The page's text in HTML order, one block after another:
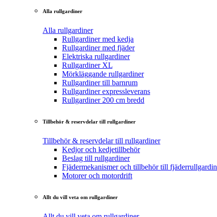
Alla rullgardiner
Alla rullgardiner
Rullgardiner med kedja
Rullgardiner med fjäder
Elektriska rullgardiner
Rullgardiner XL
Mörkläggande rullgardiner
Rullgardiner till barnrum
Rullgardiner expressleverans
Rullgardiner 200 cm bredd
Tillbehör & reservdelar till rullgardiner
Tillbehör & reservdelar till rullgardiner
Kedjor och kedjetillbehör
Beslag till rullgardiner
Fjädermekanismer och tillbehör till
Motorer och motordrift
Allt du vill veta om rullgardiner